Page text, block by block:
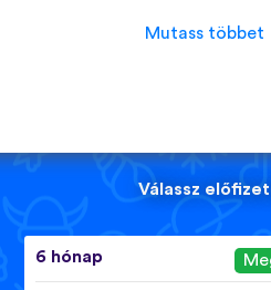
Mutass többet
Válassz
6 hónap